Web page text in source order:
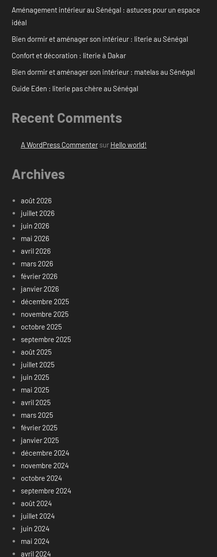
Aménagement intérieur au Sénégal : astuces pour un espace
idéal
Bien dormir et aménager son intérieur : literie au Sénégal
Confort et décoration : literie à Dakar
Bien dormir et aménager son intérieur : matelas au Sénégal
Guide Eden : literie pas chère au Sénégal
Recent Comments
A WordPress Commentersur Hello world!
Archives
août 2026
juillet 2026
juin 2026
mai 2026
avril 2026
mars 2026
février 2026
janvier 2026
décembre 2025
novembre 2025
octobre 2025
septembre 2025
août 2025
juillet 2025
juin 2025
mai 2025
avril 2025
mars 2025
février 2025
janvier 2025
décembre 2024
novembre 2024
octobre 2024
septembre 2024
août 2024
juillet 2024
juin 2024
mai 2024
avril 2024